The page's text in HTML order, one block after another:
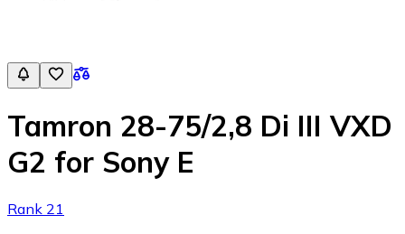
Tamron 28-75/2,8 Di III VXD
G2 for Sony E
Rank 21